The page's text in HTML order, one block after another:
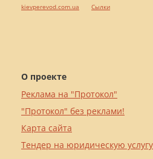
О проекте
Реклама на "Протокол"
"Протокол" без реклами!
Карта сайта
Тендер на юридическую услугу
kievperevod.com.ua
Cылки